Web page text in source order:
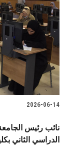
2026-06-14
نائب رئيس
الدراسي الثاني